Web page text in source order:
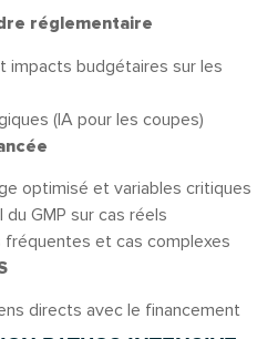
réglementaire
impacts budgétaires sur les
(IA pour les coupes)
optimisé et variables critiques
GMP sur cas réels
fréquentes et cas complexes
directs avec le financement